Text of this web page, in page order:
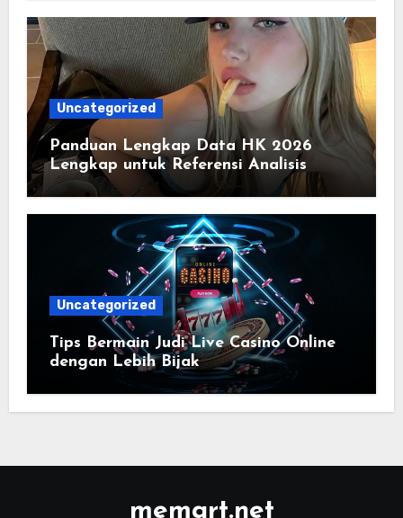
Uncategorized
Panduan Lengkap Data HK 2026
Lengkap untuk Referensi Analisis
Harian
Uncategorized
Tips Bermain Judi Live Casino Online
dengan Lebih Bijak
memart.net